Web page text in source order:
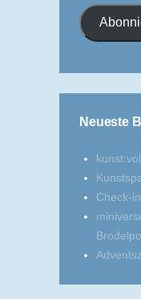
Adresse
Neueste
Check-